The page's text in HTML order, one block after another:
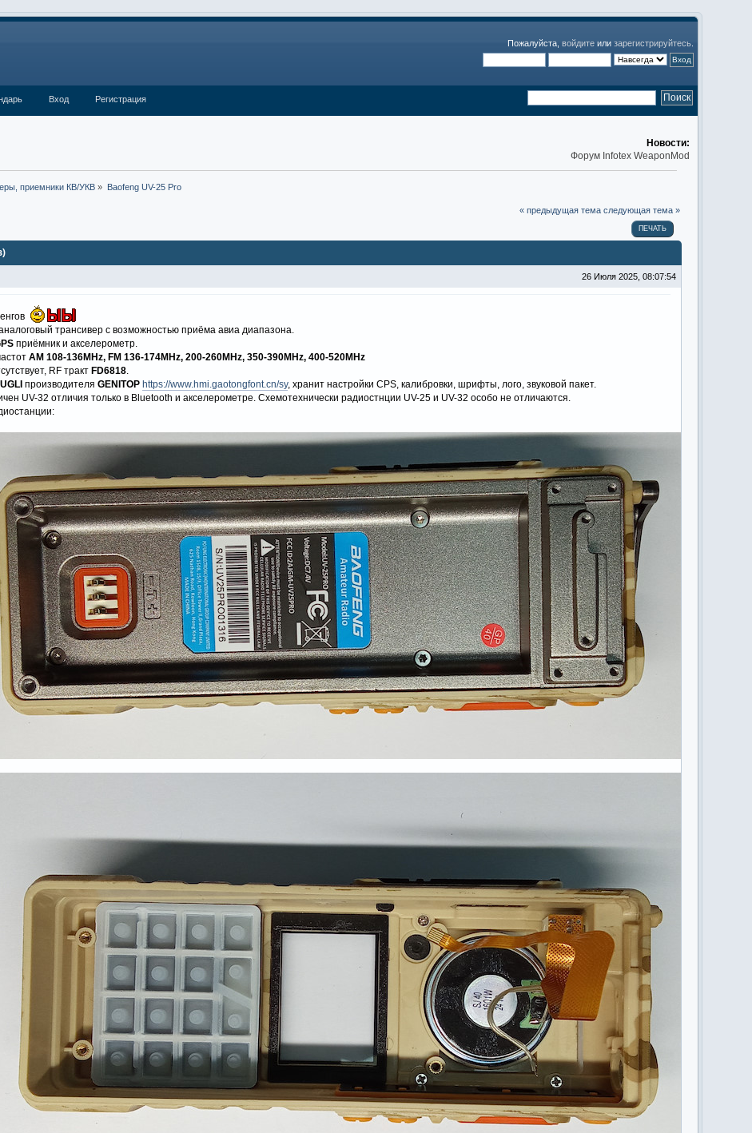
Пожалуйста, войдитеили зарегистрируйтесь.
Вход Регистрация
Новости:
Форум Infotex WeaponMod
приемники КВ/УКВ » Baofeng UV-25 Pro
« предыдущая тема следующая тема »
ПЕЧАТЬ
26 Июля 2025, 08:07:54
трансивер с возможностью приёма авиа диапазона.
приёмник и акселерометр.
AM 108-136MHz, FM 136-174MHz, 200-260MHz, 350-390MHz, 400-520MHz
RF тракт FD6818.
производителя GENITOP https://www.hmi.gaotongfont.cn/sy, хранит настройки CPS, калибровки, шрифты, лого, звуковой пакет.
UV-32 отличия только в Bluetooth и акселерометре. Схемотехнически радиостнции UV-25 и UV-32 особо не отличаются.